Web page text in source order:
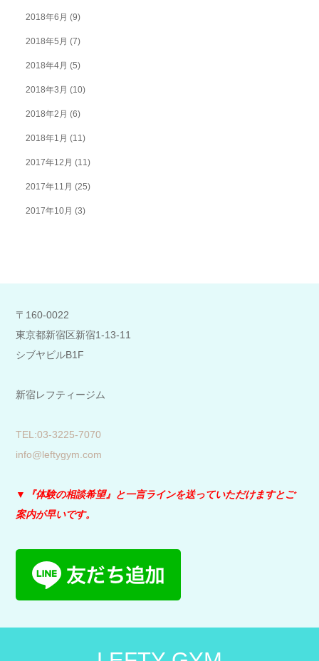
2018年6月 (9)
2018年5月 (7)
2018年4月 (5)
2018年3月 (10)
2018年2月 (6)
2018年1月 (11)
2017年12月 (11)
2017年11月 (25)
2017年10月 (3)
〒160-0022
東京都新宿区新宿1-13-11
シブヤビルB1F
新宿レフティージム
​TEL:03-3225-7070
info@leftygym.com
▼『体験の相談希望』と一言ラインを送っていただけますとご
案内が早いです。